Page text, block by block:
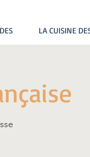
LA CUISINE